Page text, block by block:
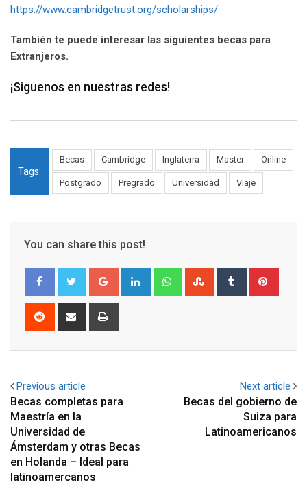
https://www.cambridgetrust.org/scholarships/
También te puede interesar las siguientes becas para
Extranjeros.
¡Siguenos en nuestras redes!
Tags:
Becas Cambridge Inglaterra Master Online
Postgrado Pregrado Universidad Viaje
You can share this post!
Google+ LinkedIn WhatsappStumbleUpon
Tumblr
Reddit
Share
Previous article
Becas completas para
Maestría en la
Universidad de
Ámsterdam y otras Becas
en Holanda – Ideal para
latinoamercanos
Next article
Becas del gobierno de
Suiza para
Latinoamericanos